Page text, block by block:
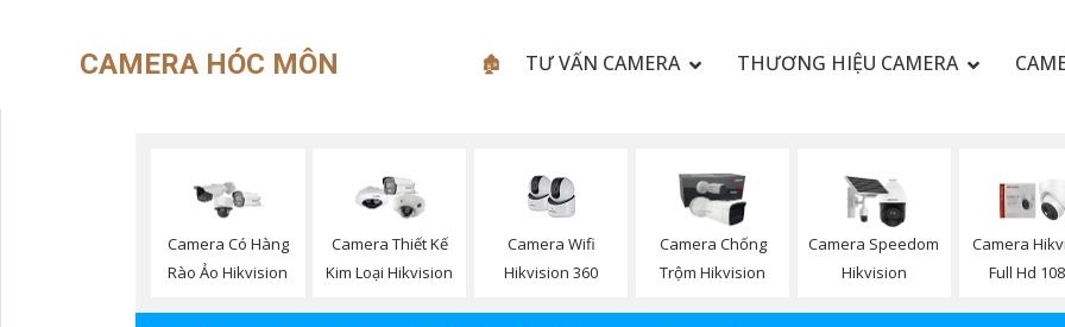
CAMERA HÓC MÔN 🏚 TƯ VẤN CAMERA THƯƠNG HIỆU CAMERA
Camera Có Hàng
Rào Ảo Hikvision
Camera Thiết Kế
Kim Loại Hikvision
Camera Wifi
Hikvision 360
Camera Chống
Trộm Hikvision
Camera Speedom
Hikvision
Camera
Full Hd